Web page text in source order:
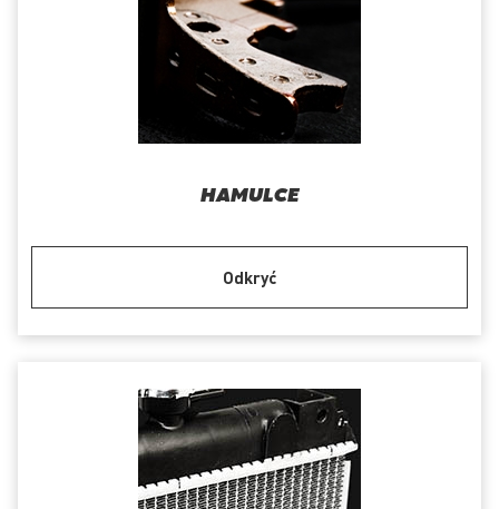
HAMULCE
Odkryć